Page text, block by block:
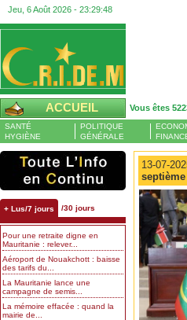
Jeu, 6 Août 2026 - 23:29:48
ACCUEIL Vous êtes
SANTÉ
HYGIÈNE
POLITIQUE
GÉNÉRALE
+ Lus/7 jours /30 jours
Pour une retraite digne en
Mauritanie : relever...
Aéroport de Nouakchott : baisse
des tarifs du...
La Mauritanie lance une
campagne de semis...
La mémoire effacée : quand la
mairie de...
13-07-